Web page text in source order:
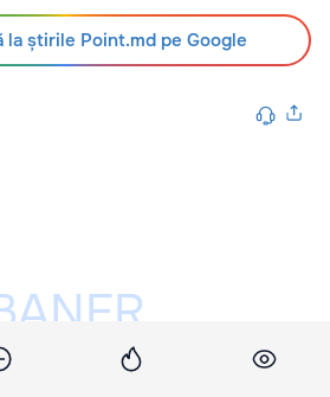
la știrile Point.md pe Google